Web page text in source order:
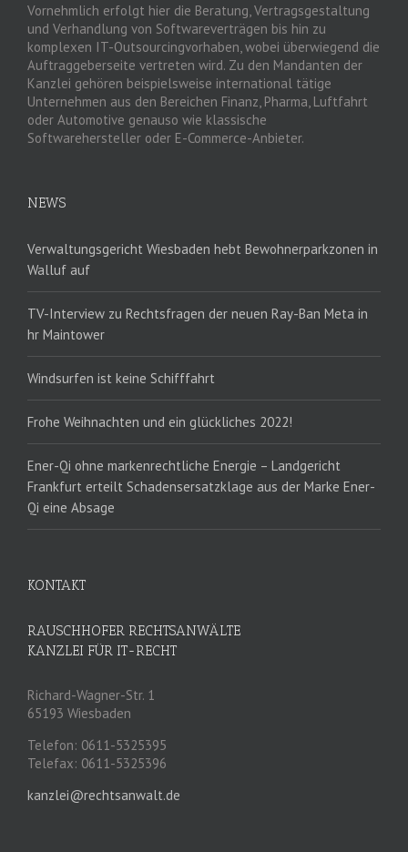
Vornehmlich erfolgt hier die Beratung, Vertragsgestaltung
und Verhandlung von Softwareverträgen bis hin zu
komplexen IT-Outsourcingvorhaben, wobei überwiegend die
Auftraggeberseite vertreten wird. Zu den Mandanten der
Kanzlei gehören beispielsweise international tätige
Unternehmen aus den Bereichen Finanz, Pharma, Luftfahrt
oder Automotive genauso wie klassische
Softwarehersteller oder E-Commerce-Anbieter.
NEWS
Verwaltungsgericht Wiesbaden hebt Bewohnerparkzonen in
Walluf auf
TV-Interview zu Rechtsfragen der neuen Ray-Ban Meta in
hr Maintower
Windsurfen ist keine Schifffahrt
Frohe Weihnachten und ein glückliches 2022!
Ener-Qi ohne markenrechtliche Energie – Landgericht
Frankfurt erteilt Schadensersatzklage aus der Marke Ener-
Qi eine Absage
KONTAKT
RAUSCHHOFER RECHTSANWÄLTE
KANZLEI FÜR IT-RECHT
Richard-Wagner-Str. 1
65193 Wiesbaden
Telefon: 0611-5325395
Telefax: 0611-5325396
kanzlei@rechtsanwalt.de